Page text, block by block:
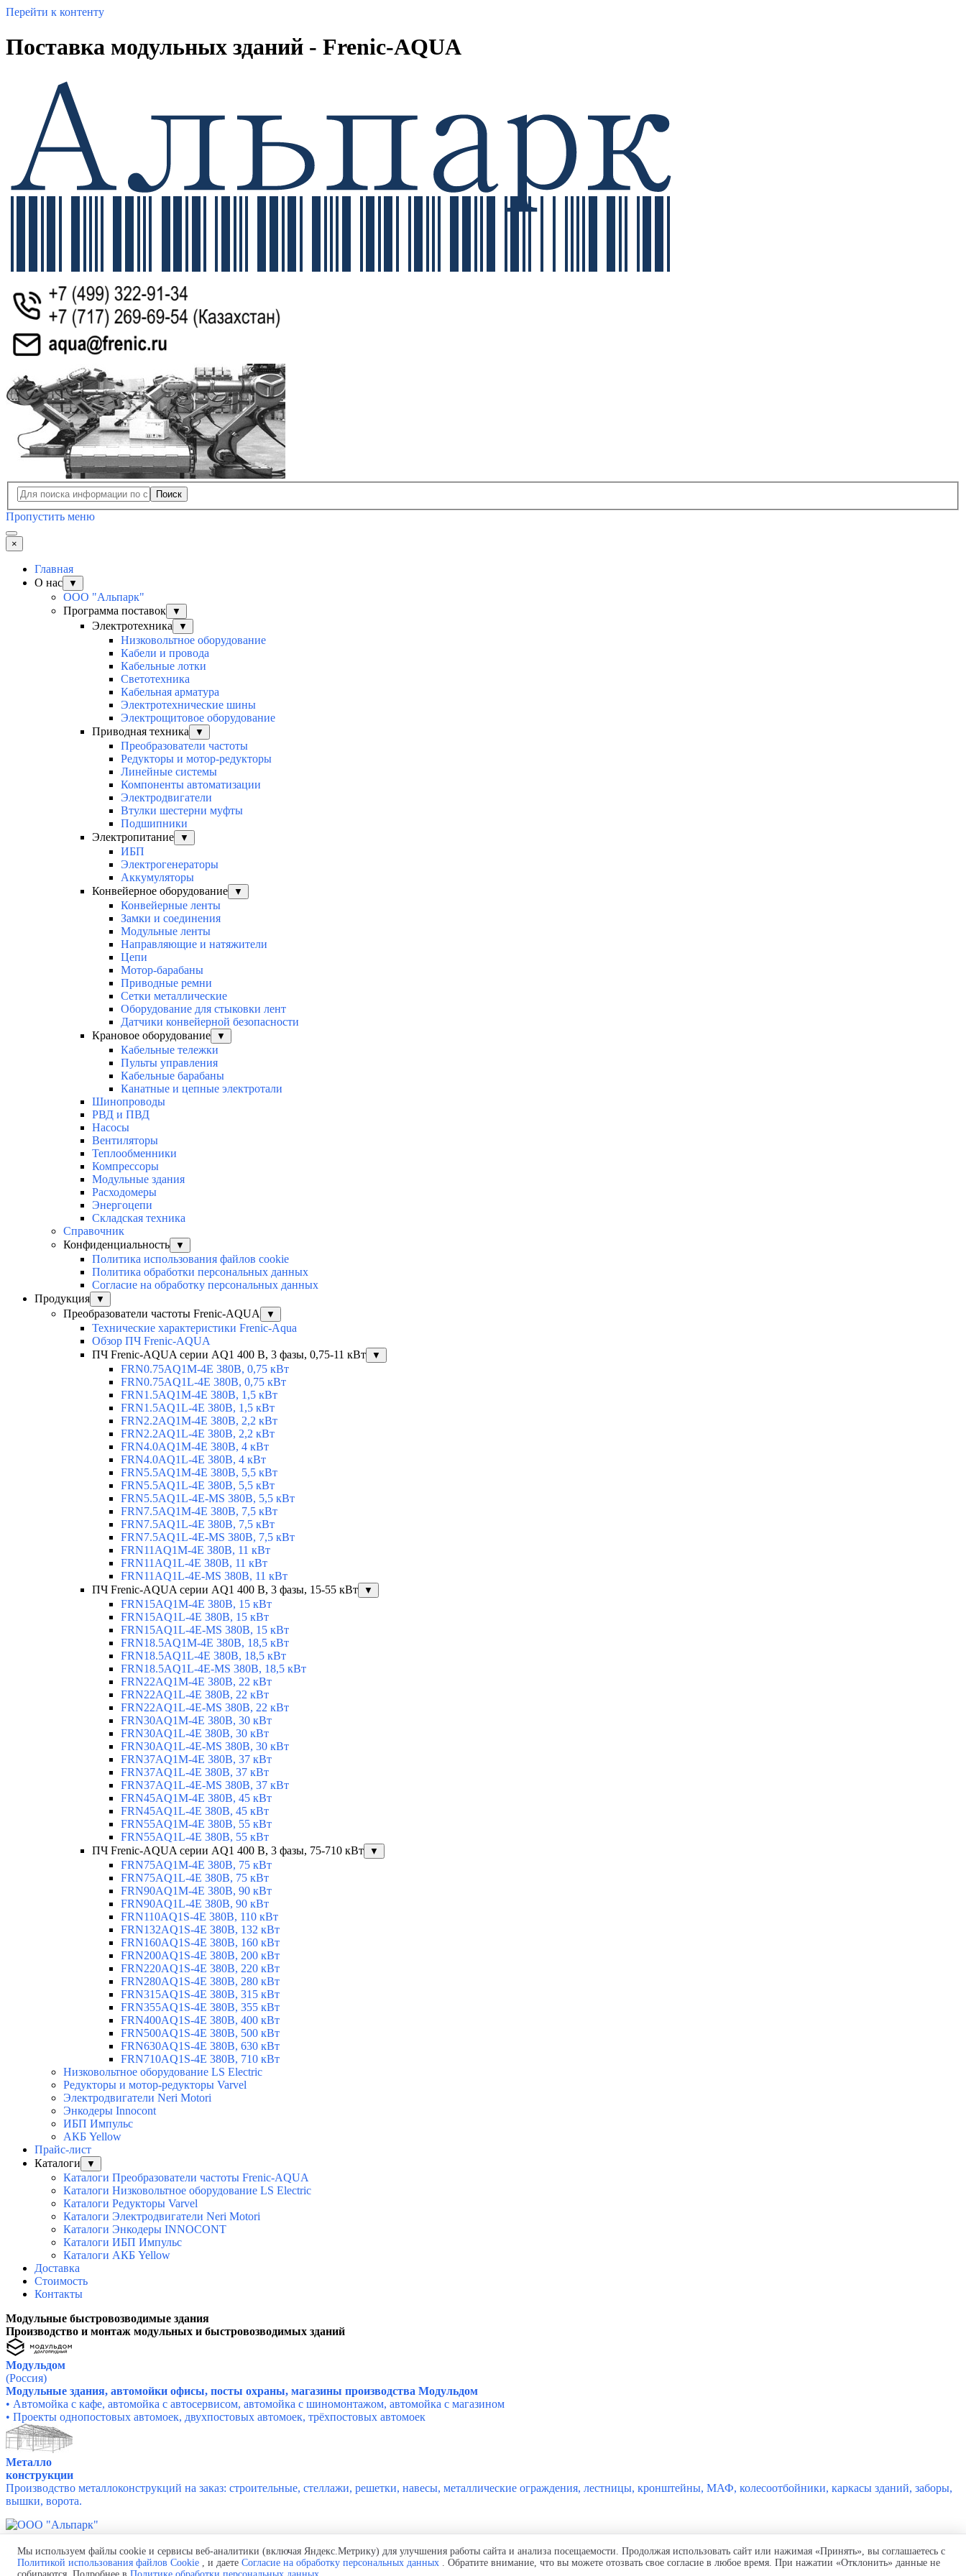
Перейти к контенту
Поставка модульных зданий - Frenic-AQUA
Поиск
Пропустить меню
×
Главная
О нас
▼
ООО "Альпарк"
Программа поставок
▼
Электротехника ▼
Низковольтное оборудование
Кабели и провода
Кабельные лотки
Светотехника
Кабельная арматура
Электротехнические шины
Электрощитовое оборудование
Приводная техника
▼
Преобразователи частоты
Редукторы и мотор-редукторы
Линейные системы
Компоненты автоматизации
Электродвигатели
Втулки шестерни муфты
Подшипники
Электропитание
▼
ИБП
Электрогенераторы
Аккумуляторы
Конвейерное оборудование
▼
Конвейерные ленты
Замки и соединения
Модульные ленты
Направляющие и натяжители
Цепи
Мотор-барабаны
Приводные ремни
Сетки металлические
Оборудование для стыковки лент
Датчики конвейерной безопасности
Крановое оборудование
▼
Кабельные тележки
Пульты управления
Кабельные барабаны
Канатные и цепные электротали
Шинопроводы
РВД и ПВД
Насосы
Вентиляторы
Теплообменники
Компрессоры
Модульные здания
Расходомеры
Энергоцепи
Складская техника
Справочник
Конфиденциальность
▼
Политика использования файлов cookie
Политика обработки персональных данных
Согласие на обработку персональных данных
Продукция
▼
Преобразователи частоты Frenic-AQUA ▼
Технические характеристики Frenic-Aqua
Обзор ПЧ Frenic-AQUA
ПЧ Frenic-AQUA серии AQ1 400 В, 3 фазы, 0,75-11 кВт
▼
FRN0.75AQ1M-4E 380В, 0,75 кВт
FRN0.75AQ1L-4E 380В, 0,75 кВт
FRN1.5AQ1M-4E 380В, 1,5 кВт
FRN1.5AQ1L-4E 380В, 1,5 кВт
FRN2.2AQ1M-4E 380В, 2,2 кВт
FRN2.2AQ1L-4E 380В, 2,2 кВт
FRN4.0AQ1M-4E 380В, 4 кВт
FRN4.0AQ1L-4E 380В, 4 кВт
FRN5.5AQ1M-4E 380В, 5,5 кВт
FRN5.5AQ1L-4E 380В, 5,5 кВт
FRN5.5AQ1L-4E-MS 380В, 5,5 кВт
FRN7.5AQ1M-4E 380В, 7,5 кВт
FRN7.5AQ1L-4E 380В, 7,5 кВт
FRN7.5AQ1L-4E-MS 380В, 7,5 кВт
FRN11AQ1M-4E 380В, 11 кВт
FRN11AQ1L-4E 380В, 11 кВт
FRN11AQ1L-4E-MS 380В, 11 кВт
ПЧ Frenic-AQUA серии AQ1 400 В, 3 фазы, 15-55 кВт
▼
FRN15AQ1M-4E 380В, 15 кВт
FRN15AQ1L-4E 380В, 15 кВт
FRN15AQ1L-4E-MS 380В, 15 кВт
FRN18.5AQ1M-4E 380В, 18,5 кВт
FRN18.5AQ1L-4E 380В, 18,5 кВт
FRN18.5AQ1L-4E-MS 380В, 18,5 кВт
FRN22AQ1M-4E 380В, 22 кВт
FRN22AQ1L-4E 380В, 22 кВт
FRN22AQ1L-4E-MS 380В, 22 кВт
FRN30AQ1M-4E 380В, 30 кВт
FRN30AQ1L-4E 380В, 30 кВт
FRN30AQ1L-4E-MS 380В, 30 кВт
FRN37AQ1M-4E 380В, 37 кВт
FRN37AQ1L-4E 380В, 37 кВт
FRN37AQ1L-4E-MS 380В, 37 кВт
FRN45AQ1M-4E 380В, 45 кВт
FRN45AQ1L-4E 380В, 45 кВт
FRN55AQ1M-4E 380В, 55 кВт
FRN55AQ1L-4E 380В, 55 кВт
ПЧ Frenic-AQUA серии AQ1 400 В, 3 фазы, 75-710 кВт
▼
FRN75AQ1M-4E 380В, 75 кВт
FRN75AQ1L-4E 380В, 75 кВт
FRN90AQ1M-4E 380В, 90 кВт
FRN90AQ1L-4E 380В, 90 кВт
FRN110AQ1S-4E 380В, 110 кВт
FRN132AQ1S-4E 380В, 132 кВт
FRN160AQ1S-4E 380В, 160 кВт
FRN200AQ1S-4E 380В, 200 кВт
FRN220AQ1S-4E 380В, 220 кВт
FRN280AQ1S-4E 380В, 280 кВт
FRN315AQ1S-4E 380В, 315 кВт
FRN355AQ1S-4E 380В, 355 кВт
FRN400AQ1S-4E 380В, 400 кВт
FRN500AQ1S-4E 380В, 500 кВт
FRN630AQ1S-4E 380В, 630 кВт
FRN710AQ1S-4E 380В, 710 кВт
Низковольтное оборудование LS Electric
Редукторы и мотор-редукторы Varvel
Электродвигатели Neri Motori
Энкодеры Innocont
ИБП Импульс
АКБ Yellow
Прайс-лист
Каталоги
▼
Каталоги Преобразователи частоты Frenic-AQUA
Каталоги Низковольтное оборудование LS Electric
Каталоги Редукторы Varvel
Каталоги Электродвигатели Neri Motori
Каталоги Энкодеры INNOCONT
Каталоги ИБП Импульс
Каталоги АКБ Yellow
Доставка
Стоимость
Контакты
Модульные быстровозводимые здания
Производство и монтаж модульных и быстровозводимых зданий
Модульдом
(Россия)
Модульные здания, автомойки офисы, посты охраны, магазины производства Модульдом
• Автомойка с кафе, автомойка с автосервисом, автомойка с шиномонтажом, автомойка с магазином
• Проекты однопостовых автомоек, двухпостовых автомоек, трёхпостовых автомоек
Металло
конструкции
Производство металлоконструкций на заказ: строительные, стеллажи, решетки, навесы, металлические ограждения, лестницы, кронштейны, МАФ, колесоотбойники, каркасы зданий, заборы,
вышки, ворота.
Политика обработки персональных данных
Согласие на обработку персональных данных
Политика использования файлов cookie
Мы используем файлы cookie и сервисы веб-аналитики (включая Яндекс.Метрику) для улучшения работы сайта и анализа посещаемости. Продолжая использовать сайт или нажимая «Принять», вы соглашаетесь с
Политикой использования файлов Cookie , и даете Согласие на обработку персональных данных . Обратите внимание, что вы можете отозвать свое согласие в любое время. При нажатии «Отклонить» данные не